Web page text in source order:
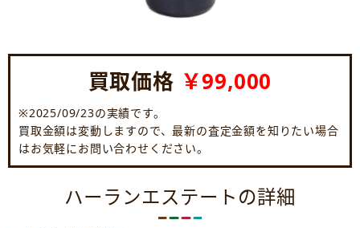
買取価格 ￥99,000
※2025/09/23の実績です。
買取金額は変動しますので、最新の査定金額を知りたい場合
はお気軽にお問い合わせください。
ハーランエステートの詳細